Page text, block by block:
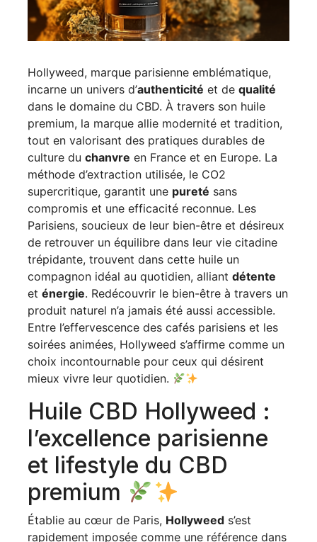
Hollyweed, marque parisienne emblématique,
incarne un univers d’authenticité et de qualité
dans le domaine du CBD. À travers son huile
premium, la marque allie modernité et tradition,
tout en valorisant des pratiques durables de
culture du chanvre en France et en Europe. La
méthode d’extraction utilisée, le CO2
supercritique, garantit une pureté sans
compromis et une efficacité reconnue. Les
Parisiens, soucieux de leur bien-être et désireux
de retrouver un équilibre dans leur vie citadine
trépidante, trouvent dans cette huile un
compagnon idéal au quotidien, alliant détente
et énergie. Redécouvrir le bien-être à travers un
produit naturel n’a jamais été aussi accessible.
Entre l’effervescence des cafés parisiens et les
soirées animées, Hollyweed s’affirme comme un
choix incontournable pour ceux qui désirent
mieux vivre leur quotidien.
Huile CBD Hollyweed :
l’excellence parisienne
et lifestyle du CBD
premium
Établie au cœur de Paris, Hollyweed s’est
rapidement imposée comme une référence dans